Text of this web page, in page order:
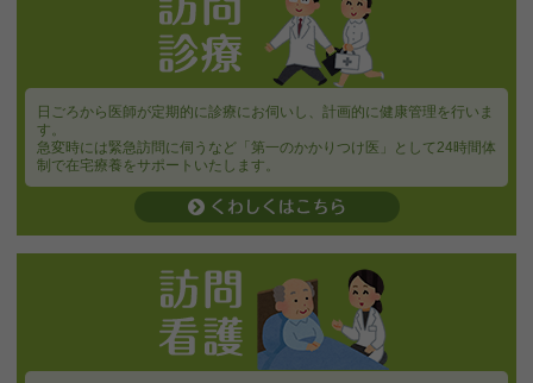
日ごろから医師が定期的に診療にお伺いし、計画的に健康管理を行いま
す。
急変時には緊急訪問に伺うなど「第一のかかりつけ医」として24時間体
制で在宅療養をサポートいたします。